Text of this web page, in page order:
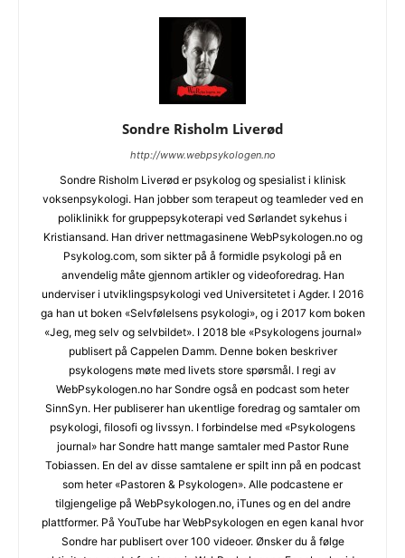
Sondre Risholm Liverød
http://www.webpsykologen.no
Sondre Risholm Liverød er psykolog og spesialist i klinisk
voksenpsykologi. Han jobber som terapeut og teamleder ved en
poliklinikk for gruppepsykoterapi ved Sørlandet sykehus i
Kristiansand. Han driver nettmagasinene WebPsykologen.no og
Psykolog.com, som sikter på å formidle psykologi på en
anvendelig måte gjennom artikler og videoforedrag. Han
underviser i utviklingspsykologi ved Universitetet i Agder. I 2016
ga han ut boken «Selvfølelsens psykologi», og i 2017 kom boken
«Jeg, meg selv og selvbildet». I 2018 ble «Psykologens journal»
publisert på Cappelen Damm. Denne boken beskriver
psykologens møte med livets store spørsmål. I regi av
WebPsykologen.no har Sondre også en podcast som heter
SinnSyn. Her publiserer han ukentlige foredrag og samtaler om
psykologi, filosofi og livssyn. I forbindelse med «Psykologens
journal» har Sondre hatt mange samtaler med Pastor Rune
Tobiassen. En del av disse samtalene er spilt inn på en podcast
som heter «Pastoren & Psykologen». Alle podcastene er
tilgjengelige på WebPsykologen.no, iTunes og en del andre
plattformer. På YouTube har WebPsykologen en egen kanal hvor
Sondre har publisert over 100 videoer. Ønsker du å følge